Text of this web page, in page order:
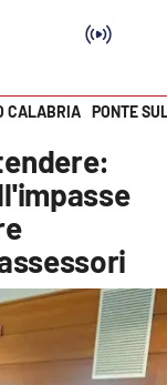
CALABRIA PONTE